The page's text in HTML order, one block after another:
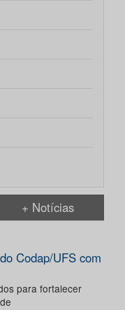
+ Notícias
Codap/UFS com
para fortalecer